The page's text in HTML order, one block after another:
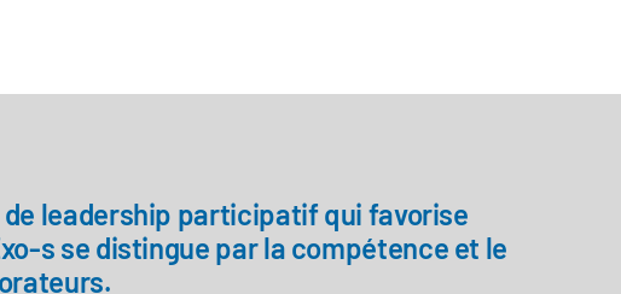
leadership participatif qui favorise
s se distingue par la compétence et le